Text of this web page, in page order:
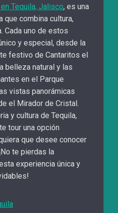
Tequila, Jalisco, es una
que combina cultura,
Cada uno de estos
y especial, desde la
festivo de Cantaritos el
belleza natural y las
en el Parque
vistas panorámicas
el Mirador de Cristal.
y cultura de Tequila,
tour una opción
que desee conocer
te pierdas la
experiencia única y